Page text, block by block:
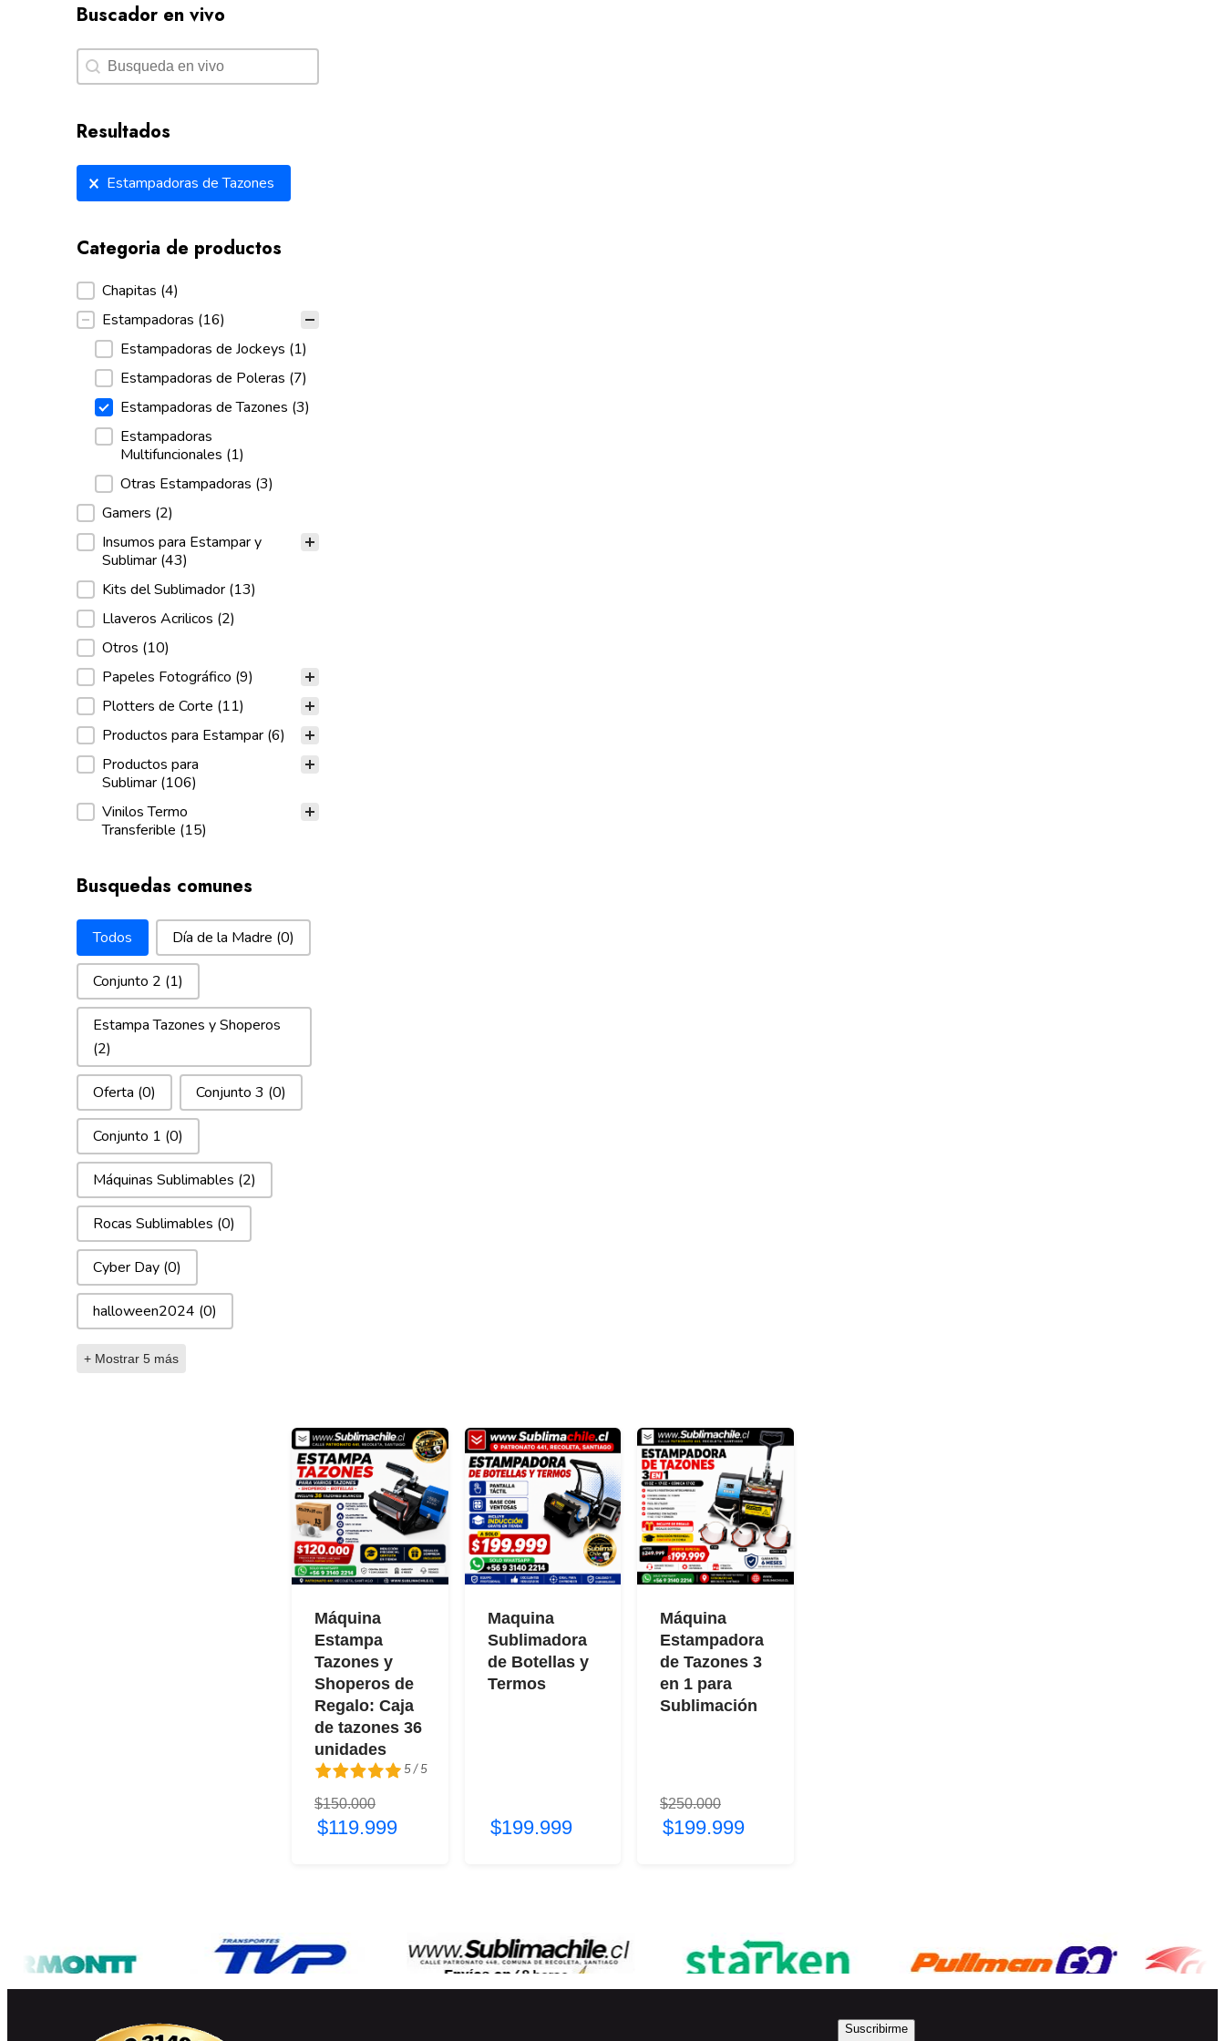
Buscador en vivo
Buscador en vivo
Buscador en vivo
Resultados
Resultados
Estampadoras de Tazones
Categoria de productos
Categoria de productos
Chapitas (4)
Estampadoras (16)
Estampadoras de Jockeys (1)
Estampadoras de Poleras (7)
Estampadoras de Tazones (3)
Estampadoras
Multifuncionales (1)
Otras Estampadoras (3)
Gamers (2)
Insumos para Estampar y
Sublimar (43)
Kits del Sublimador (13)
Llaveros Acrilicos (2)
Otros (10)
Papeles Fotográfico (9)
Plotters de Corte (11)
Productos para Estampar (6)
Productos para
Sublimar (106)
Vinilos Termo
Transferible (15)
Busquedas comunes
Busquedas comunes
Todos Día de la Madre (0)
Conjunto 2 (1)
Estampa Tazones y Shoperos
(2)
Oferta (0) Conjunto 3 (0)
Conjunto 1 (0)
Máquinas Sublimables (2)
Rocas Sublimables (0)
Cyber Day (0)
halloween2024 (0)
+ Mostrar 5 más
Máquina
Estampa
Tazones y
Shoperos de
Regalo: Caja
de tazones 36
unidades
5 / 5
5 / 5
$150.000
$119.999
Maquina
Sublimadora
de Botellas y
Termos
$199.999
Máquina
Estampadora
de Tazones 3
en 1 para
Sublimación
$250.000
$199.999
Suscribirme